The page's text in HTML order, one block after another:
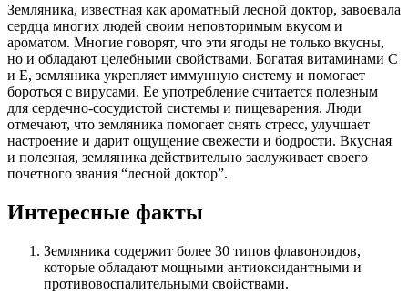
Земляника, известная как ароматный лесной доктор, завоевала
сердца многих людей своим неповторимым вкусом и
ароматом. Многие говорят, что эти ягоды не только вкусны,
но и обладают целебными свойствами. Богатая витаминами С
и Е, земляника укрепляет иммунную систему и помогает
бороться с вирусами. Ее употребление считается полезным
для сердечно-сосудистой системы и пищеварения. Люди
отмечают, что земляника помогает снять стресс, улучшает
настроение и дарит ощущение свежести и бодрости. Вкусная
и полезная, земляника действительно заслуживает своего
почетного звания “лесной доктор”.
Интересные факты
Земляника содержит более 30 типов флавоноидов,
которые обладают мощными антиоксидантными и
противовоспалительными свойствами.